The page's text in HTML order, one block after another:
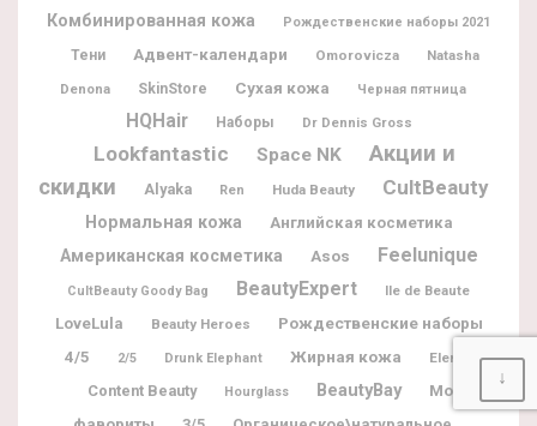
Комбинированная кожа Рождественские наборы 2021
Тени Адвент-календари Omorovicza
Natasha
Denona
SkinStore Сухая кожа Черная пятница
HQHair Наборы Dr Dennis Gross
Lookfantastic Space NK
Акции и
скидки
Alyaka Ren Huda Beauty CultBeauty
Нормальная кожа Английская косметика
Американская косметика Asos Feelunique
CultBeauty Goody Bag BeautyExpert Ile de Beaute
LoveLula Beauty Heroes Рождественские наборы
4/5 2/5 Drunk Elephant Жирная кожа Elemis
Content Beauty Hourglass BeautyBay
Мои
↓